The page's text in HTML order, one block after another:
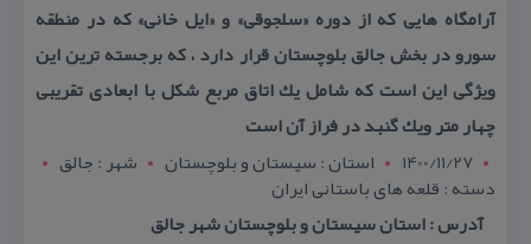
آرامگاه هایی كه از دوره «سلجوقی» و «ایل خانی» كه در منطقه
سورو در بخش جالق بلوچستان قرار دارد ، كه برجسته ترین این
ویژگی این است كه شامل یك اتاق مربع شكل با ابعادی تقریبی
چهار متر ویك گنبد در فراز آن است
1400/11/27
استان : سيستان و بلوچستان شهر : جالق
دسته : قلعه های باستانی ایران
آدرس : استان سیستان و بلوچستان شهر جالق